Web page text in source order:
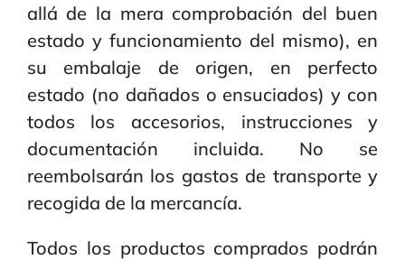
allá de la mera comprobación del buen
estado y funcionamiento del mismo), en
su embalaje de origen, en perfecto
estado (no dañados o ensuciados) y con
todos los accesorios, instrucciones y
documentación incluida. No se
reembolsarán los gastos de transporte y
recogida de la mercancía.
Todos los productos comprados podrán